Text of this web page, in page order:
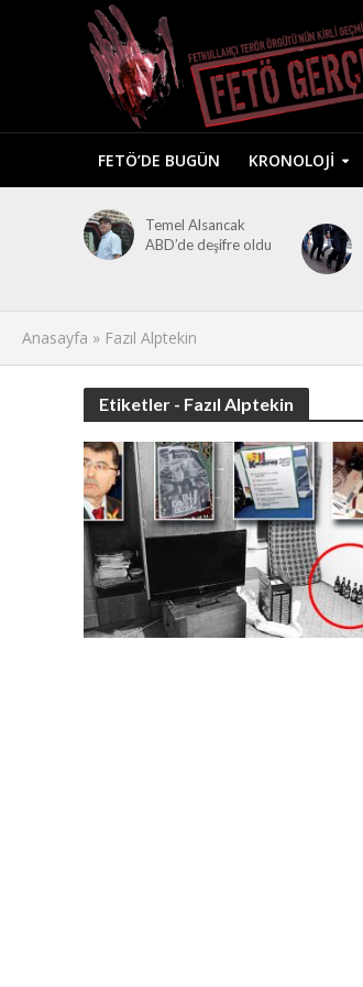
FETÖ’DE BUGÜN KRONOLOJI
Temel Alsancak
ABD’de deşifre oldu
Anasayfa » Fazıl Alptekin
Etiketler - Fazıl Alptekin